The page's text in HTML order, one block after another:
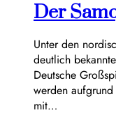
Der
Unter den
deutlich
Deutsche
werden
mit…